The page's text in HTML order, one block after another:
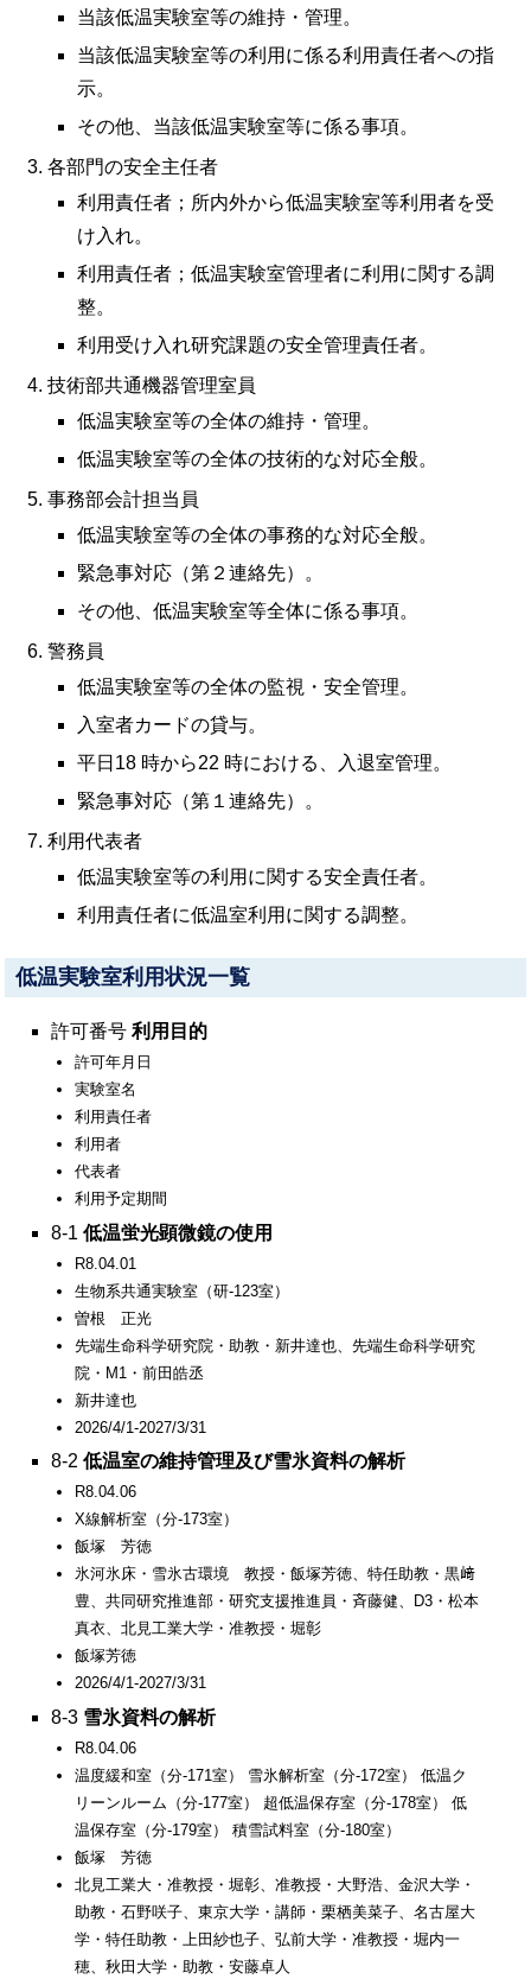
当該低温実験室等の維持・管理。
当該低温実験室等の利用に係る利用責任者への指
示。
その他、当該低温実験室等に係る事項。
各部門の安全主任者
利用責任者；所内外から低温実験室等利用者を受
け入れ。
利用責任者；低温実験室管理者に利用に関する調
整。
利用受け入れ研究課題の安全管理責任者。
技術部共通機器管理室員
低温実験室等の全体の維持・管理。
低温実験室等の全体の技術的な対応全般。
事務部会計担当員
低温実験室等の全体の事務的な対応全般。
緊急事対応（第２連絡先）。
その他、低温実験室等全体に係る事項。
警務員
低温実験室等の全体の監視・安全管理。
入室者カードの貸与。
平日18 時から22 時における、入退室管理。
緊急事対応（第１連絡先）。
利用代表者
低温実験室等の利用に関する安全責任者。
利用責任者に低温室利用に関する調整。
低温実験室利用状況一覧
許可番号 利用目的
許可年月日
実験室名
利用責任者
利用者
代表者
利用予定期間
8-1 低温蛍光顕微鏡の使用
R8.04.01
生物系共通実験室（研-123室）
曽根 正光
先端生命科学研究院・助教・新井達也、先端生命科学研究
院・M1・前田皓丞
新井達也
2026/4/1-2027/3/31
8-2 低温室の維持管理及び雪氷資料の解析
R8.04.06
X線解析室（分-173室）
飯塚 芳徳
氷河氷床・雪氷古環境 教授・飯塚芳徳、特任助教・黒﨑
豊、共同研究推進部・研究支援推進員・斉藤健、D3・松本
真衣、北見工業大学・准教授・堀彰
飯塚芳徳
2026/4/1-2027/3/31
8-3 雪氷資料の解析
R8.04.06
温度緩和室（分-171室） 雪氷解析室（分-172室） 低温ク
リーンルーム（分-177室） 超低温保存室（分-178室） 低
温保存室（分-179室） 積雪試料室（分-180室）
飯塚 芳徳
北見工業大・准教授・堀彰、准教授・大野浩、金沢大学・
助教・石野咲子、東京大学・講師・栗栖美菜子、名古屋大
学・特任助教・上田紗也子、弘前大学・准教授・堀内一
穂、秋田大学・助教・安藤卓人